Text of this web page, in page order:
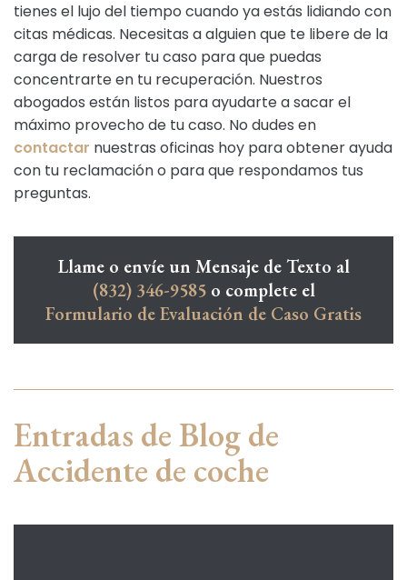
tienes el lujo del tiempo cuando ya estás lidiando con
citas médicas. Necesitas a alguien que te libere de la
carga de resolver tu caso para que puedas
concentrarte en tu recuperación. Nuestros
abogados están listos para ayudarte a sacar el
máximo provecho de tu caso. No dudes en
contactar nuestras oficinas hoy para obtener ayuda
con tu reclamación o para que respondamos tus
preguntas.
Llame o envíe un Mensaje de Texto al
(832) 346-9585o complete el
Formulario de Evaluación de Caso Gratis
Entradas de Blog de
Accidente de coche